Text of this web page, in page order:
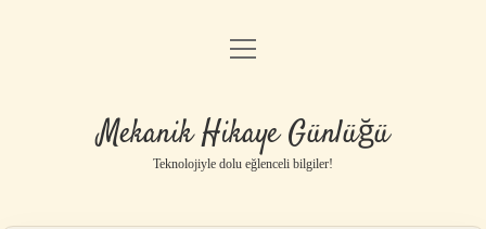
Anasayfa
Yasal Uyarı
menüyü
Mekanik Hikaye Günlüğü
Teknolojiyle dolu eğlenceli bilgiler!